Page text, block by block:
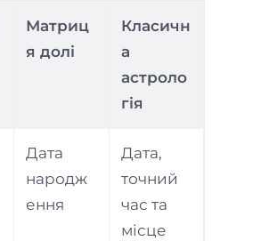
Матриц
я долі
Класичн
а
астроло
гія
Дата
народж
ення
Дата,
точний
час та
місце